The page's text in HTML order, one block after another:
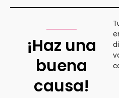
¡Haz una
buena
causa!